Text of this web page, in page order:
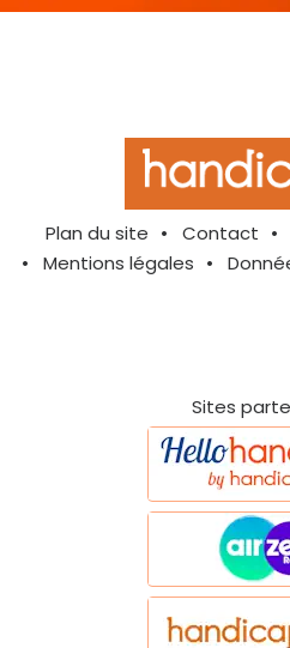
Plan du site Contact
Mentions légales
Sites